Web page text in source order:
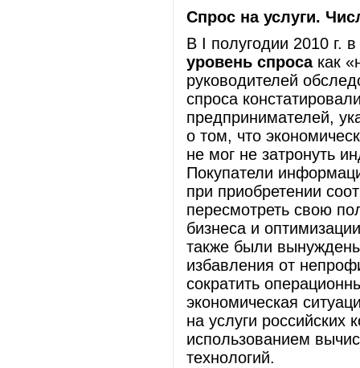
Спрос на услуги.
В I полугодии 2010 г.
уровень спроса как
руководителей
спроса
предпринимателей,
о том, что
не мог не затронуть
Покупатели
при приобретении
пересмотреть свою
бизнеса и
также были
избавления от
сократить
экономическая
на услуги российских
использованием
технологий.